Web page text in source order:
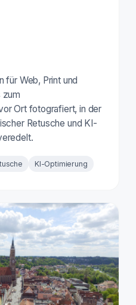
für Web, Print und
zum
Ort fotografiert, in der
Retusche und KI-
KI-Optimierung